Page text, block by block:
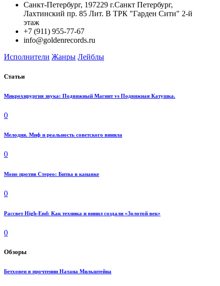
Санкт-Петербург, 197229 г.Санкт Петербург,
Лахтинский пр. 85 Лит. B ТРК "Гарден Сити" 2-й
этаж
+7 (911) 955-77-67
info@goldenrecords.ru
Исполнители Жанры Лейблы
Статьи
Микрохирургия звука: Подвижный Магнит vs Подвижная Катушка.
0
Мелодия. Миф и реальность советского винила
0
Моно против Стерео: Битва в канавке
0
Рассвет High-End: Как техника и винил создали «Золотой век»
0
Обзоры
Бетховен в прочтении Натана Мильштейна